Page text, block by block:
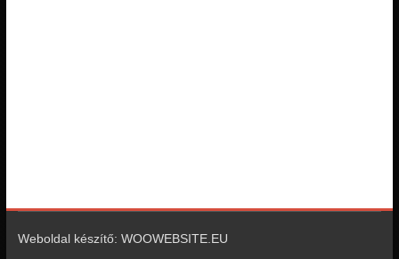
Weboldal készítő: WOOWEBSITE.EU